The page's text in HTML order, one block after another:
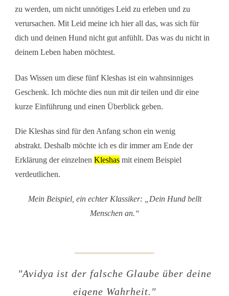
zu werden, um nicht unnötiges Leid zu erleben und zu
verursachen. Mit Leid meine ich hier all das, was sich für
dich und deinen Hund nicht gut anfühlt. Das was du nicht in
deinem Leben haben möchtest.
Das Wissen um diese fünf Kleshas ist ein wahnsinniges
Geschenk. Ich möchte dies nun mit dir teilen und dir eine
kurze Einführung und einen Überblick geben.
Die Kleshas sind für den Anfang schon ein wenig
abstrakt. Deshalb möchte ich es dir immer am Ende der
Erklärung der einzelnen Kleshas mit einem Beispiel
verdeutlichen.
Mein Beispiel, ein echter Klassiker: „Dein Hund bellt
Menschen an.“
"Avidya ist der falsche Glaube über deine
eigene Wahrheit."